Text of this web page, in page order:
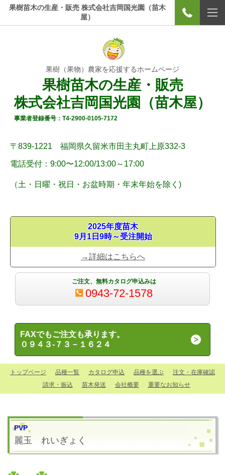
果樹苗木の生産・販売 株式会社吉岡国光園（苗木
屋）
果樹（果物）農家を応援するホームページ
果樹苗木の生産・販売
株式会社吉岡国光園（苗木屋）
事業者登録番号：T4-2900-0105-7172
〒839-1221 福岡県久留米市田主丸町上原332-3
電話受付：9:00〜12:00/13:00～17:00
（土・ 日曜 ・祝日・お盆時期・年末年始を除く)
2025年度苗木
9月1日9時～受注開始
→詳細はこちらへ
ご注文、無料カタログ申込みは
0943-72-1578
FAXでもご注文も承ります。
０９４３-７３－１６２４
トップページ 品種一覧 カタログ申込 品種を選ぶ
注文・在庫確認
請求・振込
苗木発送 会社概要 重要なお知らせ
PVP
麗玉 れいぎょく